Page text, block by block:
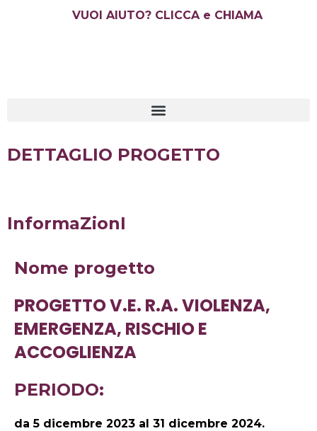
VUOI AIUTO? CLICCA e CHIAMA
DETTAGLIO PROGETTO
InformaZionI
Nome progetto
PROGETTO V.E. R.A. VIOLENZA,
EMERGENZA, RISCHIO E
ACCOGLIENZA
PERIODO:
da 5 dicembre 2023 al 31 dicembre 2024.